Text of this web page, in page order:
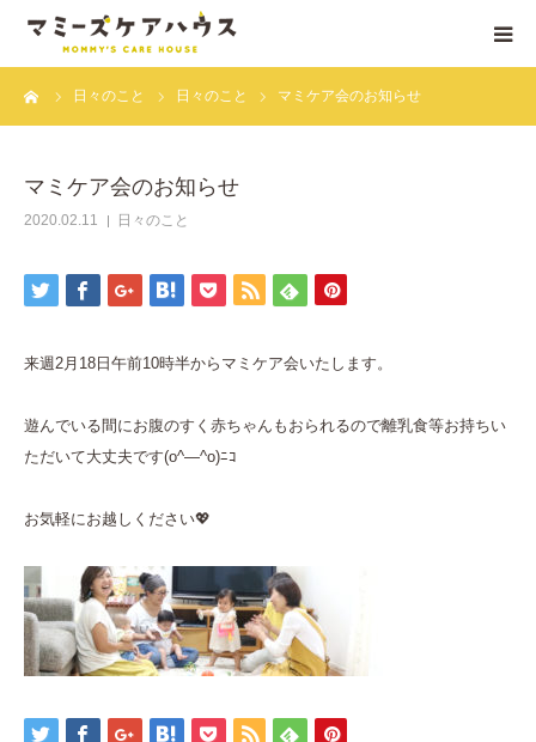
日々のこと 日々のこと マミケア会のお知らせ
マミケア会のお知らせ
2020.02.11 日々のこと
来週2月18日午前10時半からマミケア会いたします。
遊んでいる間にお腹のすく赤ちゃんもおられるので離乳食等お持ちい
ただいて大丈夫です(o^―^o)ﾆｺ
お気軽にお越しください💖
はじめまして
ママの居場所
アクセス
お問い合わせ